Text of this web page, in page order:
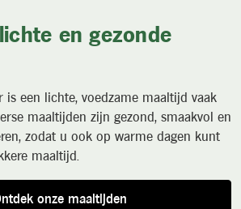
en gezonde
is een lichte, voedzame maaltijd vaak
maaltijden zijn gezond, smaakvol en
zodat u ook op warme dagen kunt
maaltijd.
onze maaltijden